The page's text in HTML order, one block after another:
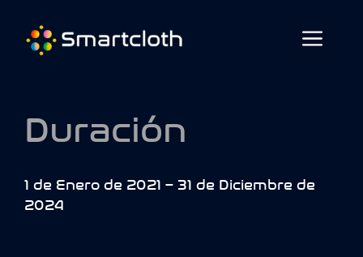
Duración
1 de Enero de 2021 – 31 de Diciembre de
2024